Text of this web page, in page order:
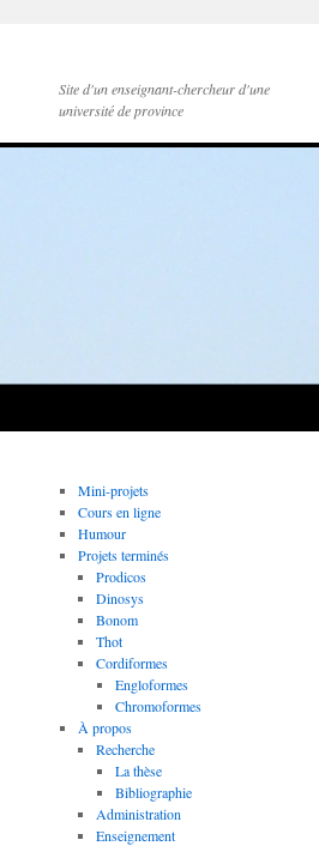
Site d'un enseignant-chercheur d'une
université de province
Mini-projets
Cours en ligne
Humour
Projets terminés
Prodicos
Dinosys
Bonom
Thot
Cordiformes
Engloformes
Chromoformes
À propos
Recherche
La thèse
Bibliographie
Administration
Enseignement